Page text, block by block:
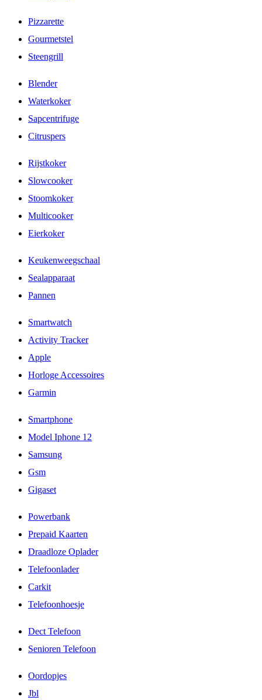
Pizzarette
Gourmetstel
Steengrill
Blender
Waterkoker
Sapcentrifuge
Citruspers
Rijstkoker
Slowcooker
Stoomkoker
Multicooker
Eierkoker
Keukenweegschaal
Sealapparaat
Pannen
Smartwatch
Activity Tracker
Apple
Horloge Accessoires
Garmin
Smartphone
Model Iphone 12
Samsung
Gsm
Gigaset
Powerbank
Prepaid Kaarten
Draadloze Oplader
Telefoonlader
Carkit
Telefoonhoesje
Dect Telefoon
Senioren Telefoon
Oordopjes
Jbl